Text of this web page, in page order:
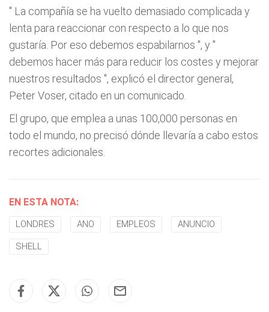
" La compañía se ha vuelto demasiado complicada y
lenta para reaccionar con respecto a lo que nos
gustaría. Por eso debemos espabilarnos ", y "
debemos hacer más para reducir los costes y mejorar
nuestros resultados ", explicó el director general,
Peter Voser, citado en un comunicado.
El grupo, que emplea a unas 100,000 personas en
todo el mundo, no precisó dónde llevaría a cabo estos
recortes adicionales.
EN ESTA NOTA:
LONDRES ANO EMPLEOS ANUNCIO
SHELL